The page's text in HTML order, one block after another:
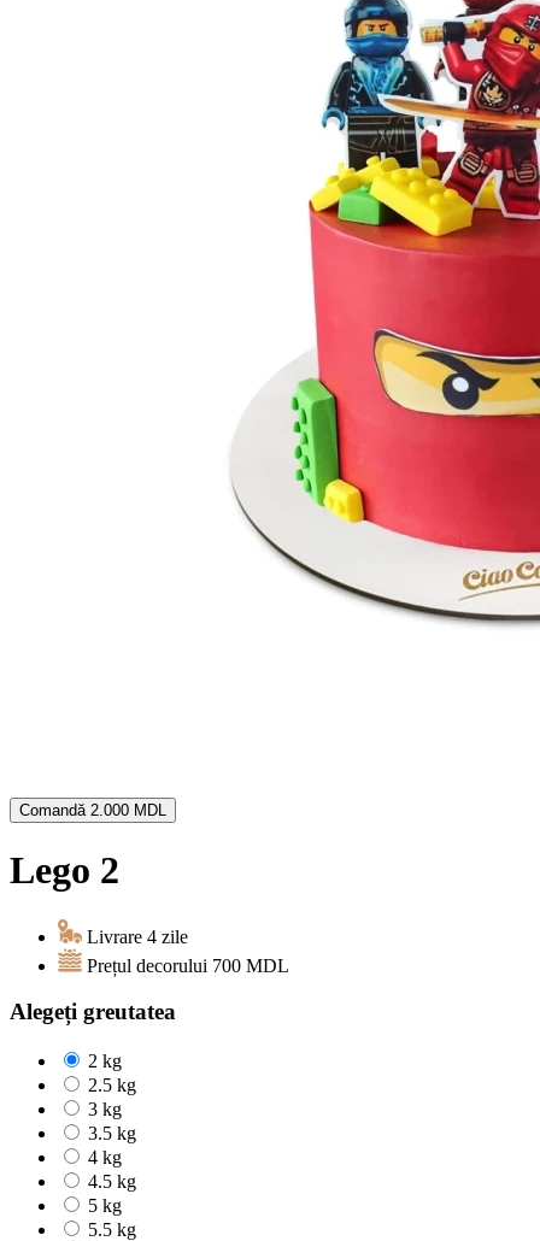
Comandă 2.000 MDL
Lego 2
Livrare 4 zile
Prețul decorului 700 MDL
Alegeți greutatea
2 kg
2.5 kg
3 kg
3.5 kg
4 kg
4.5 kg
5 kg
5.5 kg